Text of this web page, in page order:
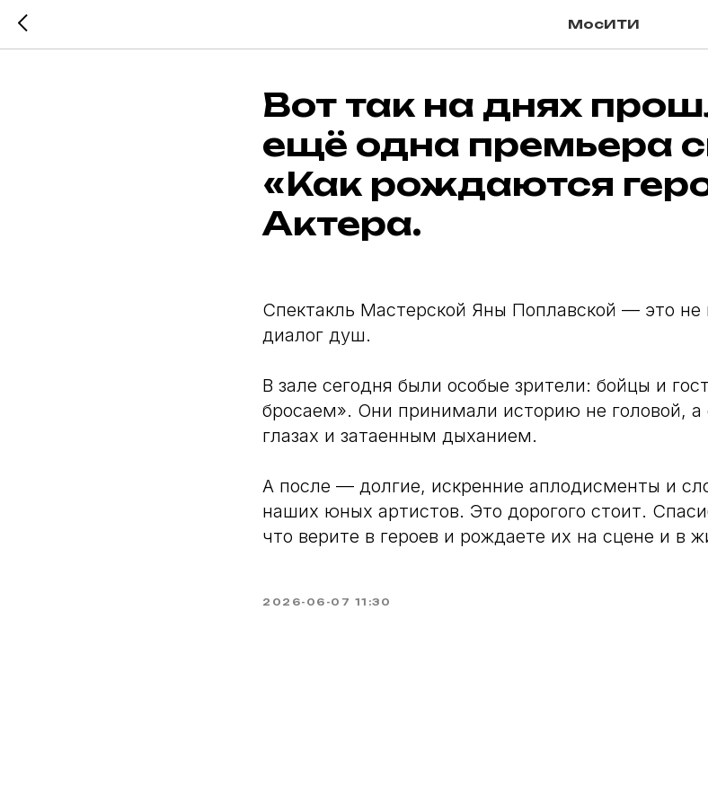
МосИТИ
Вот так на днях
ещё одна премьера
«Как рождаются
Актера.
Спектакль Мастерской Яны Поплавской — это не
диалог душ.
В зале сегодня были особые зрители: бойцы и
бросаем». Они принимали историю не головой,
глазах и затаенным дыханием.
А после — долгие, искренние аплодисменты и
наших юных артистов. Это дорогого стоит.
что верите в героев и рождаете их на сцене и в
2026-06-07 11:30